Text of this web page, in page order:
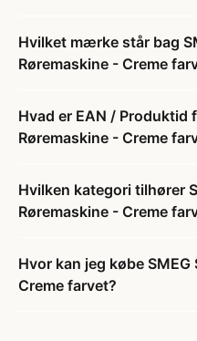
Hvilket mærke står bag
Røremaskine - Creme
Hvad er EAN / Produktid
Røremaskine - Creme
Hvilken kategori tilhører
Røremaskine - Creme
Hvor kan jeg købe SMEG
Creme farvet?